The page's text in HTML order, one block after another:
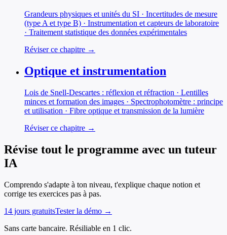
Grandeurs physiques et unités du SI · Incertitudes de mesure
(type A et type B) · Instrumentation et capteurs de laboratoire
· Traitement statistique des données expérimentales
Réviser ce chapitre →
Optique et instrumentation
Lois de Snell-Descartes : réflexion et réfraction · Lentilles
minces et formation des images · Spectrophotomètre : principe
et utilisation · Fibre optique et transmission de la lumière
Réviser ce chapitre →
Révise tout le programme avec un tuteur
IA
Comprendo s'adapte à ton niveau, t'explique chaque notion et
corrige tes exercices pas à pas.
14 jours gratuitsTester la démo →
Sans carte bancaire. Résiliable en 1 clic.